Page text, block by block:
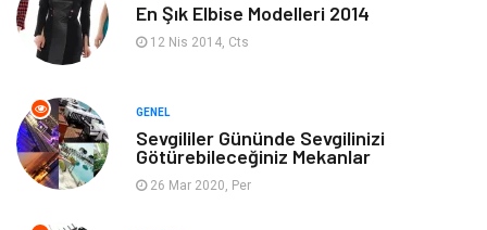
Ev Dekorasyon Organizasyon
Anne & Çocuk Genel Kültür
Ev İşleri
En Şık Elbise Modelleri 2014
12 Nis 2014, Cts
GENEL
Sevgililer Gününde Sevgilinizi
Götürebileceğiniz Mekanlar
26 Mar 2020, Per